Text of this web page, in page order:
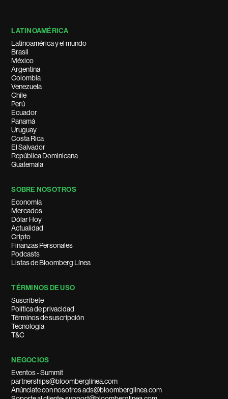
LATINOAMÉRICA
Latinoamérica y el mundo
Brasil
México
Argentina
Colombia
Venezuela
Chile
Perú
Ecuador
Panamá
Uruguay
Costa Rica
El Salvador
República Dominicana
Guatemala
SOBRE NOSOTROS
Economía
Mercados
Dólar Hoy
Actualidad
Cripto
Finanzas Personales
Podcasts
Listas de Bloomberg Línea
TÉRMINOS DE USO
Suscríbete
Política de privacidad
Términos de suscripción
Tecnología
T&C
NEGOCIOS
Eventos - Summit
partnerships@bloomberglinea.com
Anúnciate con nosotros ads@bloomberglinea.com